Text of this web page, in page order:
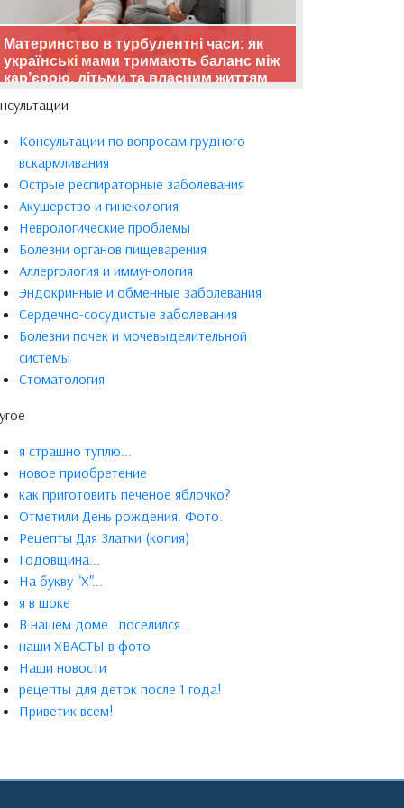
Материнство в турбулентні часи: як
українські мами тримають баланс між
кар’єрою, дітьми та власним життям
Консультации по вопросам грудного
вскармливания
Острые респираторные заболевания
Акушерство и гинекология
Неврологические проблемы
Болезни органов пищеварения
Аллергология и иммунология
Эндокринные и обменные заболевания
Сердечно-сосудистые заболевания
Болезни почек и мочевыделительной
системы
Стоматология
я страшно туплю...
новое приобретение
как приготовить печеное яблочко?
Отметили День рождения. Фото.
Рецепты Для Златки (копия)
Годовщина...
На букву "Х"...
я в шоке
В нашем доме...поселился...
наши ХВАСТЫ в фото
Наши новости
рецепты для деток после 1 года!
Приветик всем!